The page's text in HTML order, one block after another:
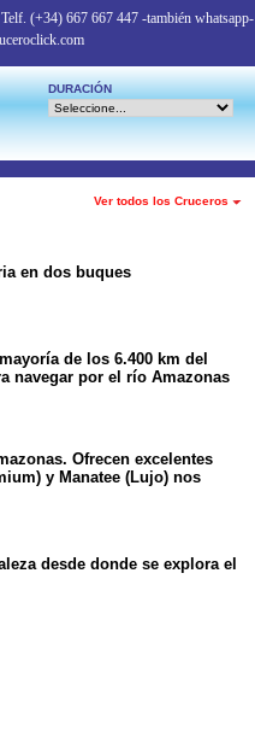
Telf. (+34) 667 667 447 -también whatsapp-
DURACIÓN
Ver todos los Cruceros
en dos buques
de los 6.400 km del
navegar por el río Amazonas
Ofrecen excelentes
y Manatee (Lujo) nos
desde donde se explora el